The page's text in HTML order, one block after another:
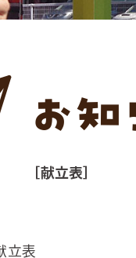
［献立表］
表